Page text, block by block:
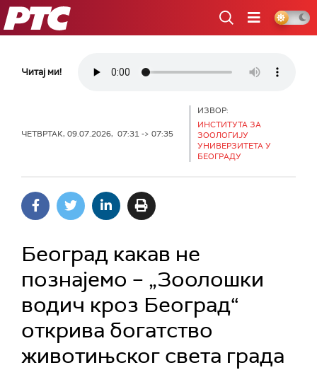
РТС
Читај ми!
ЧЕТВРТАК, 09.07.2026, 07:31 -> 07:35
ИЗВОР:
ИНСТИТУТА ЗА
ЗООЛОГИЈУ
УНИВЕРЗИТЕТА У
БЕОГРАДУ
Београд какав не
познајемо – „Зоолошки
водич кроз Београд“
открива богатство
животињског света града